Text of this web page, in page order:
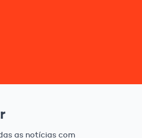
as notícias com